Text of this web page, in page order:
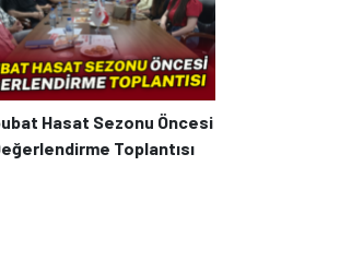
Hasat Sezonu Öncesi
Toplantısı